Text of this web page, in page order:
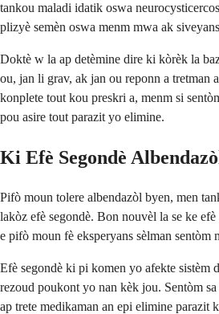
tankou maladi idatik oswa
plizyè semèn oswa menm mwa ak
Doktè w la ap detèmine dire ki kòrèk la
ou, jan li grav, ak jan ou reponn a tretman
konplete tout kou preskri a, menm si
pou asire tout parazit yo elimine.
Ki Efè Segondè
Pifò moun tolere albendazòl byen, men
lakòz efè segondè. Bon nouvèl la se ke
e pifò moun fè eksperyans sèlman sentòm
Efè segondè ki pi komen yo afekte sistèm
rezoud poukont yo nan kèk jou. Sentòm
ap trete medikaman an epi elimine parazit